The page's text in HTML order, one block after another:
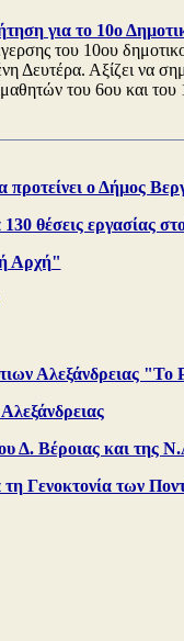
για το 10ο
του 10ου
Αξίζει να
του 6ου και του
ο Δήμος
θέσεις εργασίας
Αρχή"
Αλεξάνδρειας "Το
Δ. Βέροιας και της
Γενοκτονία των